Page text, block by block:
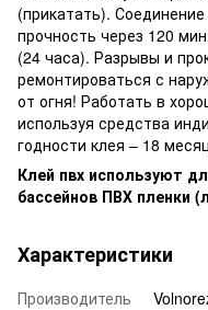
(прикатать).
прочность через 120
(24 часа). Разрывы и
ремонтироваться с
от огня! Работать в
используя средства
годности клея – 18
Клей пвх используют
бассейнов ПВХ пленки
Характеристики
Производитель